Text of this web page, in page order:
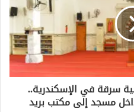
سرقة في الإسكندرية..
مسجد إلى مكتب بريد